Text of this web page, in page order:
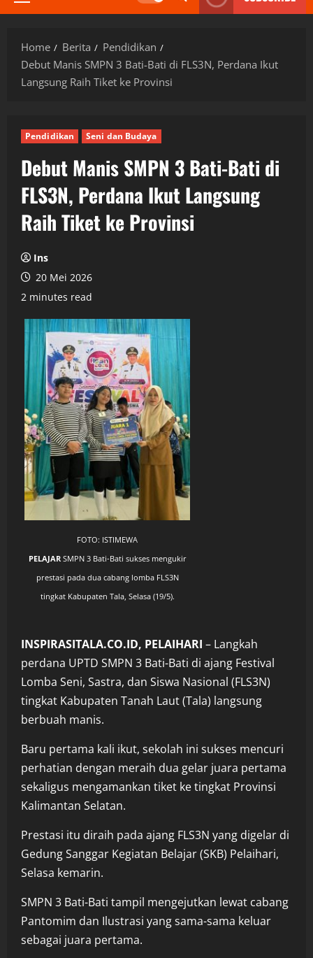
Primary
Home Berita
Pendidikan
Debut Manis SMPN 3 Bati-Bati di FLS3N, Perdana Ikut
Langsung Raih Tiket ke Provinsi
Pendidikan Seni dan Budaya
Debut Manis SMPN 3 Bati-Bati di
FLS3N, Perdana Ikut Langsung
Raih Tiket ke Provinsi
Ins
20 Mei 2026
2 minutes read
FOTO: ISTIMEWA
PELAJARSMPN 3 Bati-Bati sukses mengukir
prestasi pada dua cabang lomba FLS3N
tingkat Kabupaten Tala, Selasa (19/5).
INSPIRASITALA.CO.ID, PELAIHARI – Langkah
perdana UPTD SMPN 3 Bati-Bati di ajang Festival
Lomba Seni, Sastra, dan Siswa Nasional (FLS3N)
tingkat Kabupaten Tanah Laut (Tala) langsung
berbuah manis.
Baru pertama kali ikut, sekolah ini sukses mencuri
perhatian dengan meraih dua gelar juara pertama
sekaligus mengamankan tiket ke tingkat Provinsi
Kalimantan Selatan.
Prestasi itu diraih pada ajang FLS3N yang digelar di
Gedung Sanggar Kegiatan Belajar (SKB) Pelaihari,
Selasa kemarin.
SMPN 3 Bati-Bati tampil mengejutkan lewat cabang
Pantomim dan Ilustrasi yang sama-sama keluar
sebagai juara pertama.